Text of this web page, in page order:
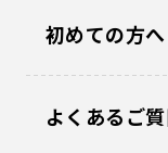
初めての方へ
よくあるご